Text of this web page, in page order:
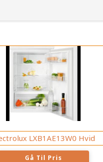
LXB1AE13W0 Hvid
Gå Til Pris